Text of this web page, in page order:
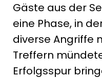
Gäste aus der
eine Phase, in
diverse Angriffe
Treffern
Erfolgsspur